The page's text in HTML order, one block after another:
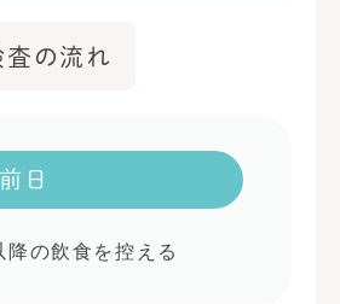
査の流れ
日
降の飲食を控える